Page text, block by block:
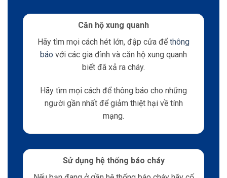
Căn hộ xung quanh
Hãy tìm mọi cách hét lớn, đập cửa đểthông
báo với các gia đình và căn hộ xung quanh
biết đã xả ra cháy.
Hãy tìm mọi cách để thông báo cho những
người gần nhất để giảm thiệt hại về tính
mạng.
Sử dụng hệ thống báo cháy